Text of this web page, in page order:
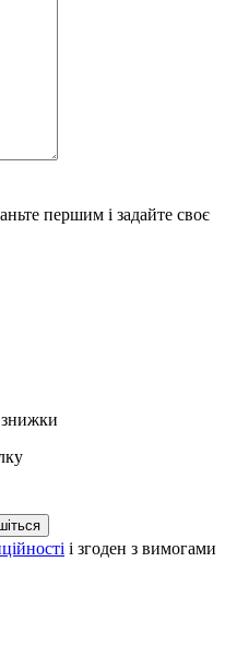
першим і задайте своє
знижки
і згоден з вимогами